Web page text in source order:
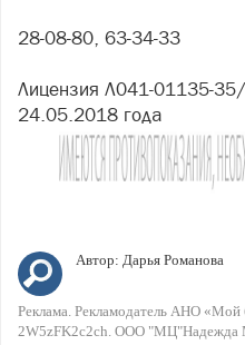
28-08-80, 63-34-33
Лицензия Л041-01135-
24.05.2018 года
Автор: Дарья Романова
Реклама. Рекламодатель АНО
2W5zFK2c2ch. ООО "МЦ"Надежда